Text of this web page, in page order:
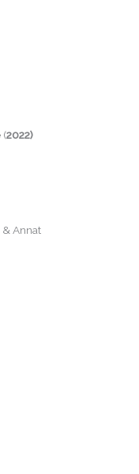
(2022)
Annat